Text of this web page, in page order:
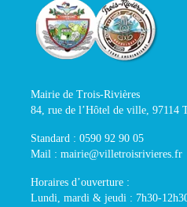
Mairie de Trois-Rivières
84, rue de l’Hôtel de ville, 97114
Standard : 0590 92 90 05
Mail : mairie@villetroisrivieres.fr
Horaires d’ouverture :
Lundi, mardi & jeudi : 7h30-